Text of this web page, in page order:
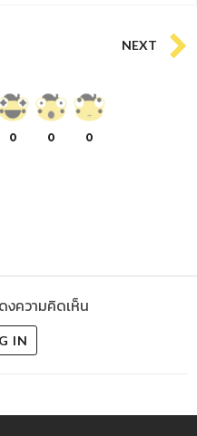
NEXT
0 0 0
งความคิดเห็น
IN